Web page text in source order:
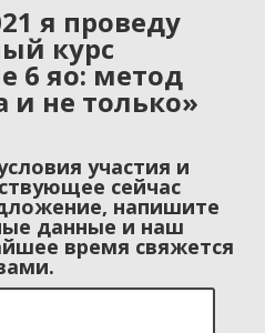
я проведу
курс
6 яо: метод
и не только»
участия и
сейчас
напишите
данные и наш
время свяжется